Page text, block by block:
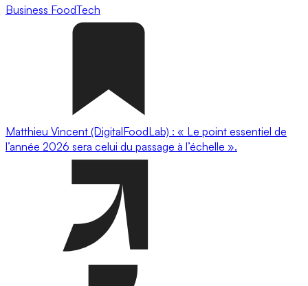
Business FoodTech
Matthieu Vincent (DigitalFoodLab) : « Le point essentiel de
l’année 2026 sera celui du passage à l’échelle ».